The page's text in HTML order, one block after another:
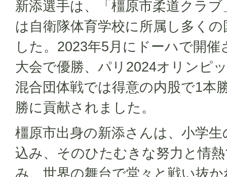
新添選手は、「橿原市柔道クラ
は自衛隊体育学校に所属し多く
した。2023年5月にドーハで開
大会で優勝、パリ2024オリンピ
混合団体戦では得意の内股で1本
勝に貢献されました。
橿原市出身の新添さんは、小学
込み、そのひたむきな努力と情
み、世界の舞台で堂々と戦い抜